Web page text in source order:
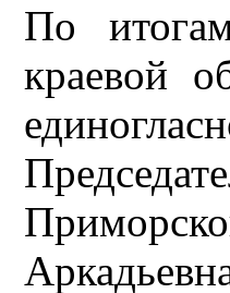
По
краевой